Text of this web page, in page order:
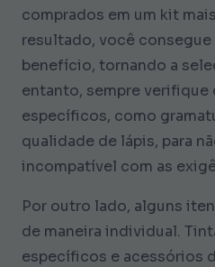
comprados em um kit
resultado, você
benefício, tornando a
entanto, sempre verifique
específicos, como
qualidade de lápis, para
incompatível com as
Por outro lado, alguns
de maneira individual.
específicos e acessórios